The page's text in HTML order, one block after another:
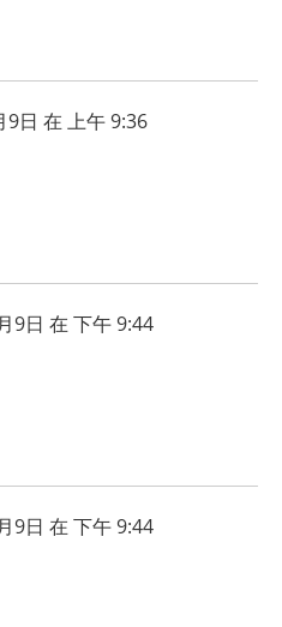
9日 在 上午 9:36
9日 在 下午 9:44
9日 在 下午 9:44